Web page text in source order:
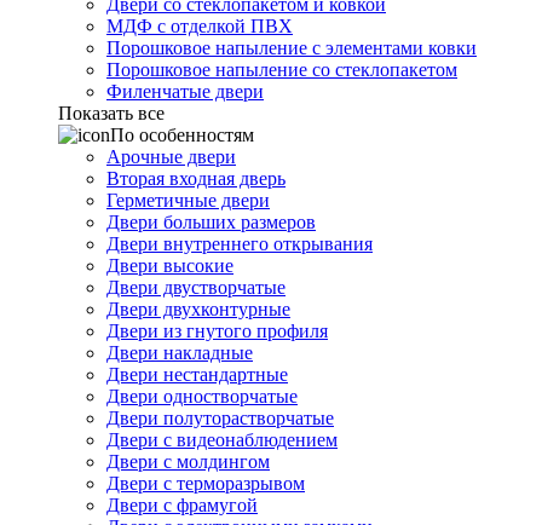
Двери со стеклопакетом и ковкой
МДФ с отделкой ПВХ
Порошковое напыление с элементами ковки
Порошковое напыление со стеклопакетом
Филенчатые двери
Показать все
По особенностям
Арочные двери
Вторая входная дверь
Герметичные двери
Двери больших размеров
Двери внутреннего открывания
Двери высокие
Двери двустворчатые
Двери двухконтурные
Двери из гнутого профиля
Двери накладные
Двери нестандартные
Двери одностворчатые
Двери полуторастворчатые
Двери с видеонаблюдением
Двери с молдингом
Двери с терморазрывом
Двери с фрамугой